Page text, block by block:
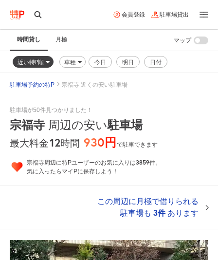
会員登録 駐車場貸出
時間貸し 月極
近い特P順 車種 今日 明日 日付
マップ
駐車場予約の特P 宗福寺 近くの安い駐車場
駐車場が50件見つかりました！
宗福寺 周辺の安い駐車場
最大料金12時間 930円で駐車できます
宗福寺周辺に特Pユーザーのお気に入りは3859件。
気に入ったらマイPに保存しよう！
この周辺に月極で借りられる
駐車場も 3件あります